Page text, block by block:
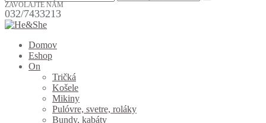
ZAVOLAJTE NÁM
032/7433213
Domov
Eshop
On
Tričká
Košele
Mikiny
Pulóvre, svetre, roláky
Bundy, kabáty